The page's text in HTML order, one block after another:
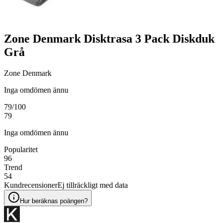
Zone Denmark Disktrasa 3 Pack Diskduk
Grå
Zone Denmark
Inga omdömen ännu
79/100
79
Inga omdömen ännu
Popularitet
96
Trend
54
KundrecensionerEj tillräckligt med data
Hur beräknas poängen?